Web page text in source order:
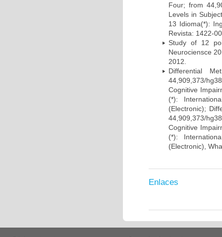
Four; from
Levels in
13 Idioma(*):
Revista: 1422-
Study of 12
Neurociensce
2012.
Differential
44,909,373/
Cognitive
(*):
(Electronic);
44,909,373/
Cognitive
(*):
(Electronic),
Enlaces